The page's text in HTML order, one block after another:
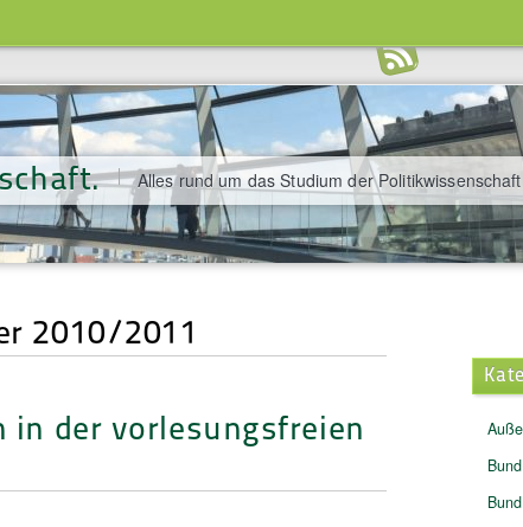
Alles rund um das Studium der
2010/2011
in der vorlesungsfreien